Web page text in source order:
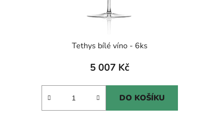
Tethys bílé víno - 6ks
5 007 Kč
DO KOŠÍKU